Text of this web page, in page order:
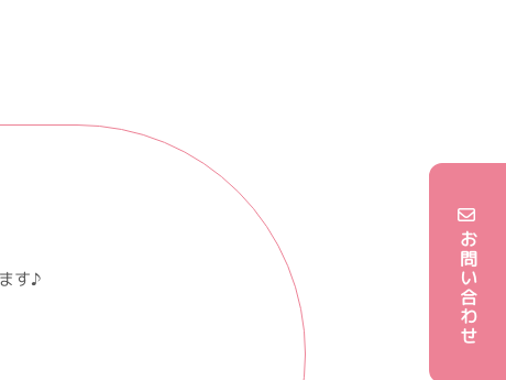
す♪ お問い合わせ